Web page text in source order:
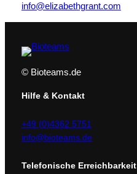
m
B
e
n
t
e
n
info@elizabethgrant.com
© Bioteams.de
Hilfe & Kontakt
+49 (0)4362 5751
info@bioteams.de
Telefonische Erreichbarkeit